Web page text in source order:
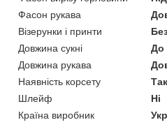
Фасон рукава
Візерунки і принти
Довжина сукні
До
Довжина рукава
Наявність корсету
Так
Шлейф
Ні
Країна виробник